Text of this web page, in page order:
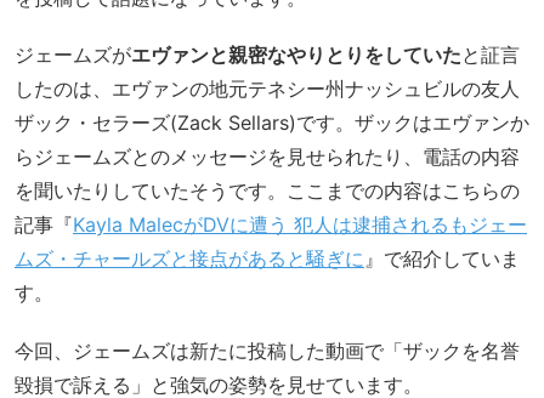
ジェームズがエヴァンと親密なやりとりをしていたと証言
したのは、エヴァンの地元テネシー州ナッシュビルの友人
ザック・セラーズ(Zack Sellars)です。ザックはエヴァンか
らジェームズとのメッセージを見せられたり、電話の内容
を聞いたりしていたそうです。ここまでの内容はこちらの
記事『Kayla MalecがDVに遭う 犯人は逮捕されるもジェー
ムズ・チャールズと接点があると騒ぎに』で紹介していま
す。
今回、ジェームズは新たに投稿した動画で「ザックを名誉
毀損で訴える」と強気の姿勢を見せています。